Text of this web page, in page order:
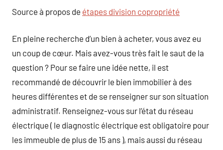
Source à propos de étapes division copropriété
En pleine recherche d’un bien à acheter, vous avez eu
un coup de cœur. Mais avez-vous très fait le saut de la
question ? Pour se faire une idée nette, il est
recommandé de découvrir le bien immobilier à des
heures différentes et de se renseigner sur son situation
administratif. Renseignez-vous sur l’état du réseau
électrique ( le diagnostic électrique est obligatoire pour
les immeuble de plus de 15 ans ), mais aussi du réseau